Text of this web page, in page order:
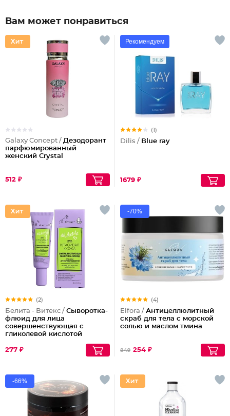
Вам может понравиться
Galaxy Concept / Дезодорант
парфюмированный
женский Crystal
512 ₽
Рекомендуем
(1)
Dilis / Blue ray
1679 ₽
(2)
Белита - Витекс / Сыворотка-
флюид для лица
совершенствующая с
гликолевой кислотой
277 ₽
-70%
(4)
Elfora / Антицеллюлитный
скраб для тела с морской
солью и маслом тмина
849 254 ₽
-66%